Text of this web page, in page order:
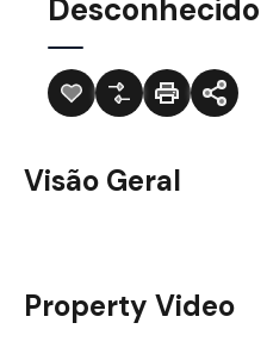
Desconhecido
Visão Geral
Property Video